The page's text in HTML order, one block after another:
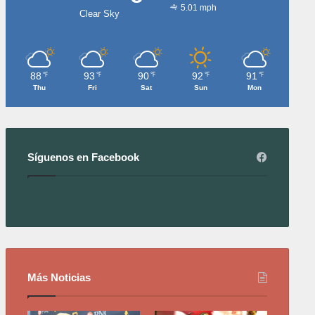
Clear Sky
5.01 mph
88 ℉
Thu
93 ℉
Fri
90 ℉
Sat
92 ℉
Sun
91 ℉
Mon
Síguenos en Facebook
Más Noticias